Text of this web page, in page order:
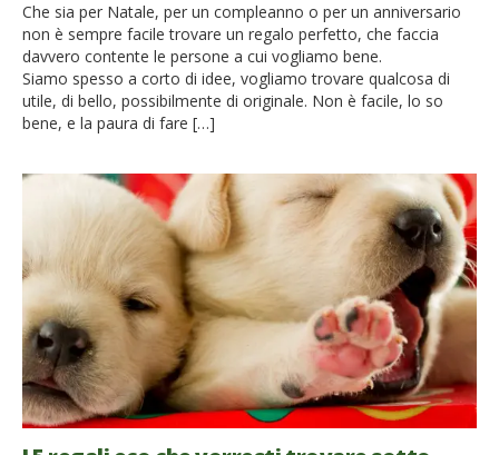
Che sia per Natale, per un compleanno o per un anniversario
non è sempre facile trovare un regalo perfetto, che faccia
davvero contente le persone a cui vogliamo bene.
Siamo spesso a corto di idee, vogliamo trovare qualcosa di
utile, di bello, possibilmente di originale. Non è facile, lo so
bene, e la paura di fare […]